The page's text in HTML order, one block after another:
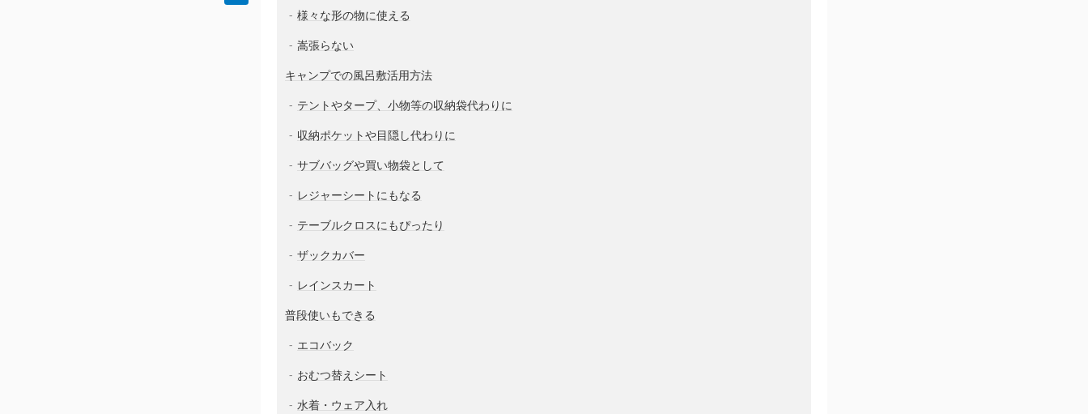
様々な形の物に使える
嵩張らない
キャンプでの風呂敷活用方法
テントやタープ、小物等の収納袋代わりに
収納ポケットや目隠し代わりに
サブバッグや買い物袋として
レジャーシートにもなる
テーブルクロスにもぴったり
ザックカバー
レインスカート
普段使いもできる
エコバック
おむつ替えシート
水着・ウェア入れ
ena